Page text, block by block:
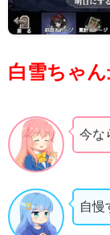
白雪ちゃん
今な
自慢